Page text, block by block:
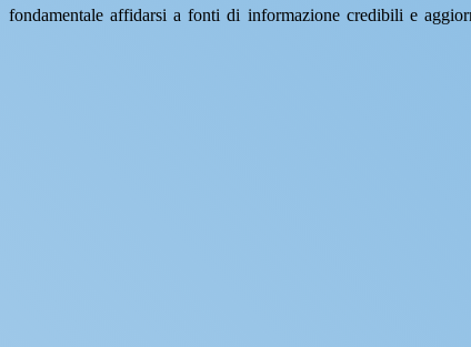
fondamentale affidarsi a fonti di informazione credibili e